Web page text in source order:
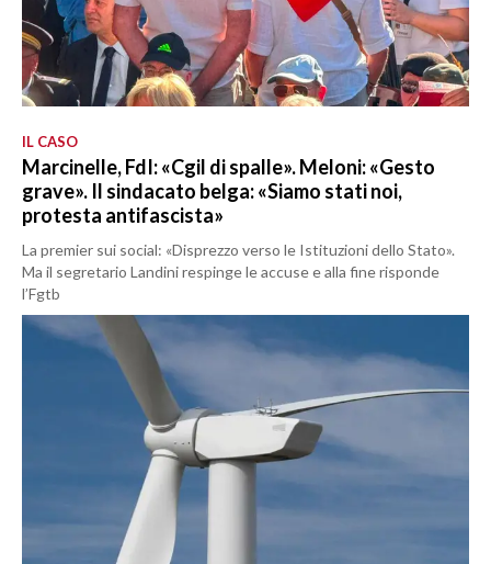
IL CASO
Marcinelle, FdI: «Cgil di spalle». Meloni: «Gesto
grave». Il sindacato belga: «Siamo stati noi,
protesta antifascista»
La premier sui social: «Disprezzo verso le Istituzioni dello Stato».
Ma il segretario Landini respinge le accuse e alla fine risponde
l’Fgtb